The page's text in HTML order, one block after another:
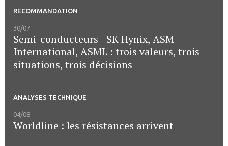
RECOMMANDATION
30/07
Semi-conducteurs - SK Hynix, ASM
International, ASML : trois valeurs, trois
situations, trois décisions
ANALYSES TECHNIQUE
04/08
Worldline : les résistances arrivent